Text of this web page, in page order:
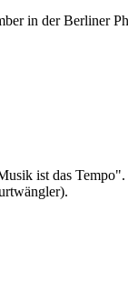
in der Berliner
ist das